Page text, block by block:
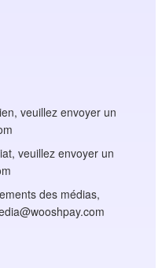
veuillez envoyer un
veuillez envoyer un
des médias,